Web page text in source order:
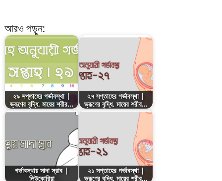
আরও পড়ুন:
২৯ সপ্তাহের গর্ভাবস্থা |
ভ্রূণের বৃদ্ধি, মায়ের শরীর…
২৭ সপ্তাহের গর্ভাবস্থা |
ভ্রূণের বৃদ্ধি, মায়ের শরীর…
গর্ভাবস্থায় সাদা স্রাব |
লিউকোরিয়া
২১ সপ্তাহের গর্ভাবস্থা |
ভ্রূণের বৃদ্ধি, মায়ের শরীর…